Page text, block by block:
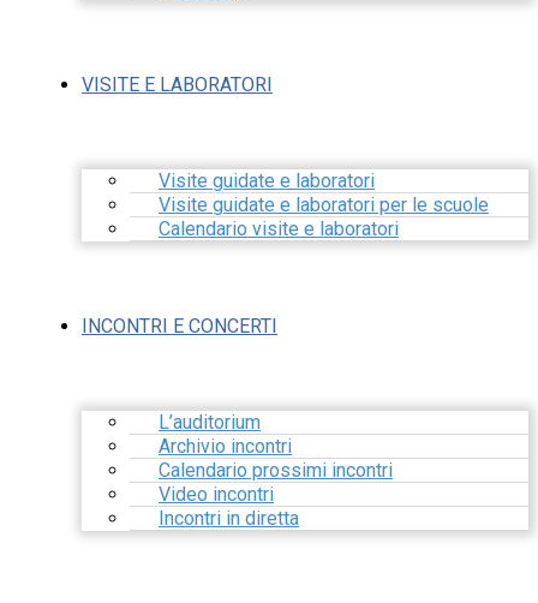
VISITE E LABORATORI
Visite guidate e laboratori
Visite guidate e laboratori per le scuole
Calendario visite e laboratori
INCONTRI E CONCERTI
L’auditorium
Archivio incontri
Calendario prossimi incontri
Video incontri
Incontri in diretta